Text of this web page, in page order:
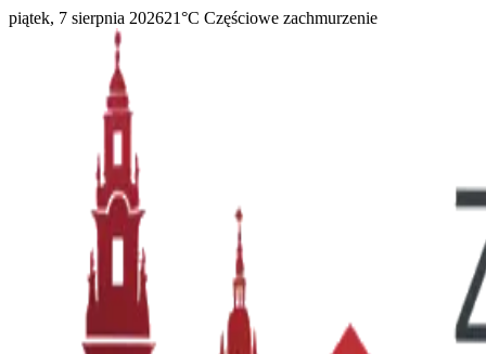
piątek, 7 sierpnia 202621°C Częściowe zachmurzenie